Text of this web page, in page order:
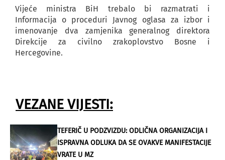
Vijeće ministra BiH trebalo bi razmatrati i
Informacija o proceduri Javnog oglasa za izbor i
imenovanje dva zamjenika generalnog direktora
Direkcije za civilno zrakoplovstvo Bosne i
Hercegovine.
VEZANE VIJESTI:
TEFERIČ U PODZVIZDU: ODLIČNA ORGANIZACIJA I
ISPRAVNA ODLUKA DA SE OVAKVE MANIFESTACIJE
VRATE U MZ